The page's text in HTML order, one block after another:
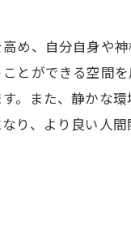
め、自分自身や
とができる空間を
。また、静かな
り、より良い人間